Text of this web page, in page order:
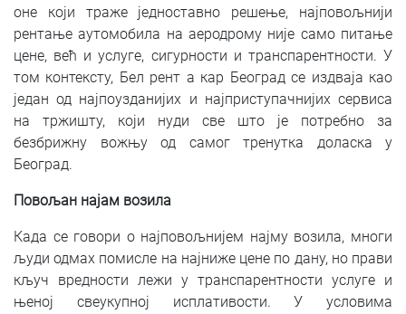
оне који траже једноставно решење, најповољнији
рентање аутомобила на аеродрому није само питање
цене, већ и услуге, сигурности и транспарентности. У
том контексту, Бел рент а кар Београд се издваја као
један од најпоузданијих и најприступачнијих сервиса
на тржишту, који нуди све што је потребно за
безбрижну вожњу од самог тренутка доласка у
Београд.
Повољан најам возила
Када се говори о најповољнијем најму возила, многи
људи одмах помисле на најниже цене по дану, но прави
кључ вредности лежи у транспарентности услуге и
њеној свеукупној исплативости. У условима